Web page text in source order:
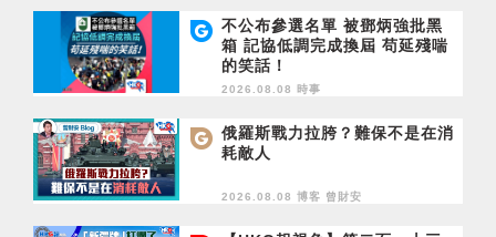
不公布參選名單 被鄧炳強批黑
箱 記協低調完成換屆 苟延殘喘
的笑話！
2026.08.08 時事
俄羅斯戰力拉胯？難保不是在消
耗敵人
2026.08.08 博客 曾財安